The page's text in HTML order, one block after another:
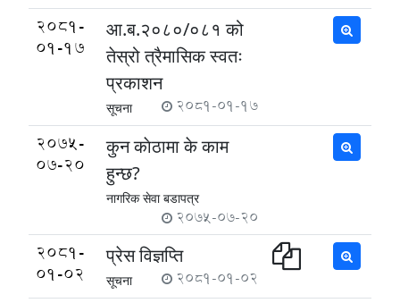
2081-
01-17
आ.ब.२०८०/०८१ को
तेस्रो त्रैमासिक स्वतः
प्रकाशन
सूचना 2081-01-17
2075-
07-20
कुन काेठामा के काम
हुन्छ?
नागरिक सेवा बडापत्र
2075-07-20
2081-
01-02
प्रेस विज्ञप्ति
सूचना 2081-01-02